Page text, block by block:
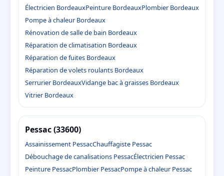
Électricien BordeauxPeinture BordeauxPlombier Bordeaux
Pompe à chaleur Bordeaux
Rénovation de salle de bain Bordeaux
Réparation de climatisation Bordeaux
Réparation de fuites Bordeaux
Réparation de volets roulants Bordeaux
Serrurier BordeauxVidange bac à graisses Bordeaux
Vitrier Bordeaux
Pessac (33600)
Assainissement PessacChauffagiste Pessac
Débouchage de canalisations PessacÉlectricien Pessac
Peinture PessacPlombier PessacPompe à chaleur Pessac